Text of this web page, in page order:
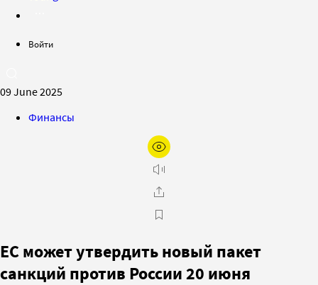
Войти
09 June 2025
Финансы
ЕС может утвердить новый пакет
санкций против России 20 июня